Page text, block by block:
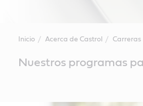
Inicio Acerca de Castrol Carreras
ContentNuestros programas